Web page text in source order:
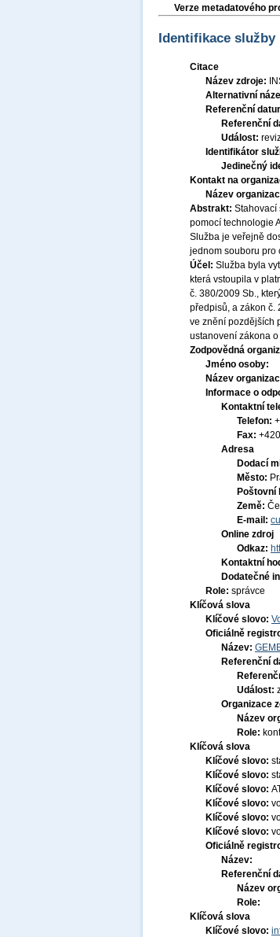
Verze metadatového
Identifikace služby
Citace
Název zdroje:
Alternativní
Referenční
Referenční
Událost:
Identifikátor
Jedinečný
Kontakt na
Název
Abstrakt: Stahovací
pomocí technologie
Služba je veřejně
jednom souboru pro
Účel: Služba byla
která vstoupila v
č. 380/2009 Sb.,
předpisů, a zákon č.
ve znění pozdějších
ustanovení zákona
Zodpovědná
Jméno osoby:
Název
Informace o
Kontaktní
Telefon:
Fax:
Adresa
Dodací
Město:
Poštovní
Země:
E-mail:
Online zdroj
Odkaz:
Kontaktní
Dodatečné
Role: správce
Klíčová slova
Klíčové slovo:
Oficiálně
Název:
Referenční
Událost:
Organizace
Název
Role:
Klíčová slova
Klíčové slovo:
Klíčové slovo:
Klíčové slovo:
Klíčové slovo:
Klíčové slovo:
Klíčové slovo:
Oficiálně
Název:
Referenční
Název
Role:
Klíčová slova
Klíčové slovo: